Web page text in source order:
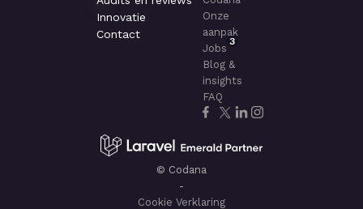
Innovatie
Contact
Onze
aanpak
Jobs
3
Blog &
insights
FAQ
© Codana
-
Cookie Verklaring